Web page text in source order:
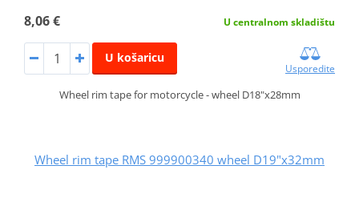
8,06 € U centralnom skladištu
U košaricu
Usporedite
Wheel rim tape for motorcycle - wheel D18"x28mm
Wheel rim tape RMS 999900340 wheel D19"x32mm